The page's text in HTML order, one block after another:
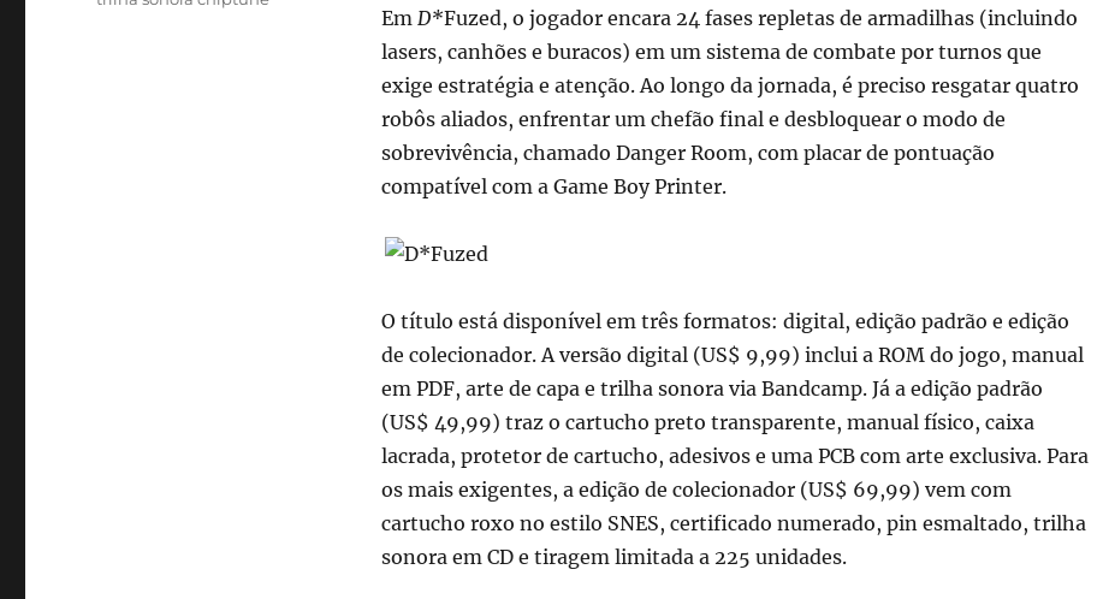
Em D*Fuzed, o jogador encara 24 fases repletas de armadilhas (incluindo
lasers, canhões e buracos) em um sistema de combate por turnos que
exige estratégia e atenção. Ao longo da jornada, é preciso resgatar quatro
robôs aliados, enfrentar um chefão final e desbloquear o modo de
sobrevivência, chamado Danger Room, com placar de pontuação
compatível com a Game Boy Printer.
O título está disponível em três formatos: digital, edição padrão e edição
de colecionador. A versão digital (US$ 9,99) inclui a ROM do jogo, manual
em PDF, arte de capa e trilha sonora via Bandcamp. Já a edição padrão
(US$ 49,99) traz o cartucho preto transparente, manual físico, caixa
lacrada, protetor de cartucho, adesivos e uma PCB com arte exclusiva. Para
os mais exigentes, a edição de colecionador (US$ 69,99) vem com
cartucho roxo no estilo SNES, certificado numerado, pin esmaltado, trilha
sonora em CD e tiragem limitada a 225 unidades.